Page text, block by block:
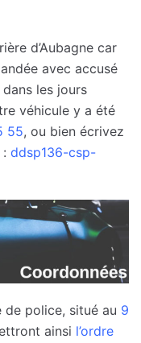
d’Aubagne car
avec accusé
les jours
véhicule y a été
55, ou bien écrivez
ddsp136-csp-
de police, situé au 9
ainsi l’ordre